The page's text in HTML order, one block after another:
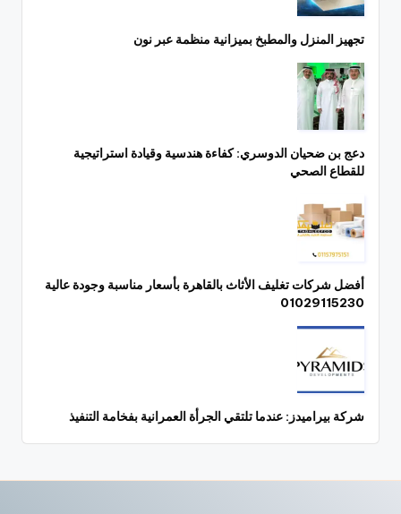
تجهيز المنزل والمطبخ بميزانية منظمة عبر نون
دعج بن ضحيان الدوسري: كفاءة هندسية وقيادة استراتيجية
للقطاع الصحي
أفضل شركات تغليف الأثاث بالقاهرة بأسعار مناسبة وجودة عالية
01029115230
شركة بيراميدز: عندما تلتقي الجرأة العمرانية بفخامة التنفيذ